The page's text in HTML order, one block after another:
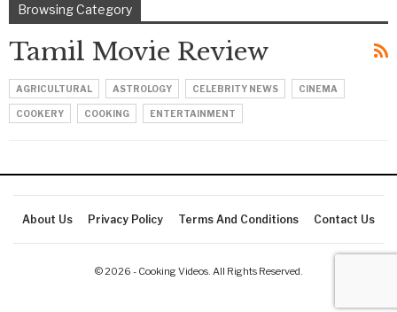
Browsing Category
Tamil Movie Review
AGRICULTURAL ASTROLOGY CELEBRITY NEWS CINEMA
COOKERY COOKING ENTERTAINMENT
About Us Privacy Policy Terms And Conditions Contact Us
© 2026 - Cooking Videos. All Rights Reserved.